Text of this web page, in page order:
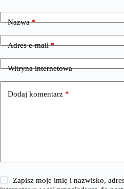
Nazwa*
Adres e-mail*
Witryna internetowa
Dodaj komentarz *
Zapisz moje imię i nazwisko,